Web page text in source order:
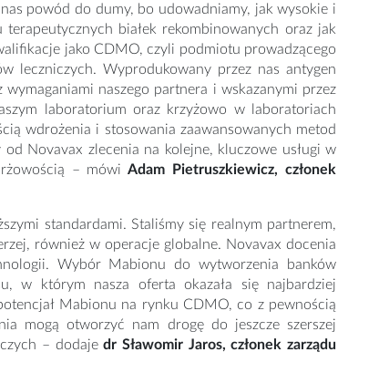
powód do dumy, bo udowadniamy, jak wysokie i
białek rekombinowanych oraz jak
jako CDMO, czyli podmiotu prowadzącego
leczniczych. Wyprodukowany przez nas antygen
naszego partnera i wskazanymi przez
laboratorium oraz krzyżowo w laboratoriach
wdrożenia i stosowania zaawansowanych metod
Novavax zlecenia na kolejne, kluczowe usługi w
– mówi Adam Pietruszkiewicz, członek
standardami. Staliśmy się realnym partnerem,
również w operacje globalne. Novavax docenia
Wybór Mabionu do wytworzenia banków
w którym nasza oferta okazała się najbardziej
Mabionu na rynku CDMO, co z pewnością
mogą otworzyć nam drogę do jeszcze szerszej
– dodajedr Sławomir Jaros, członek zarządu